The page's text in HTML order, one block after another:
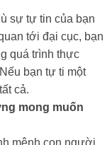
sự tự tin của bạn
tới đại cục, bạn
quá trình thực
bạn tự ti một
cả.
mong muốn
mệnh con người.